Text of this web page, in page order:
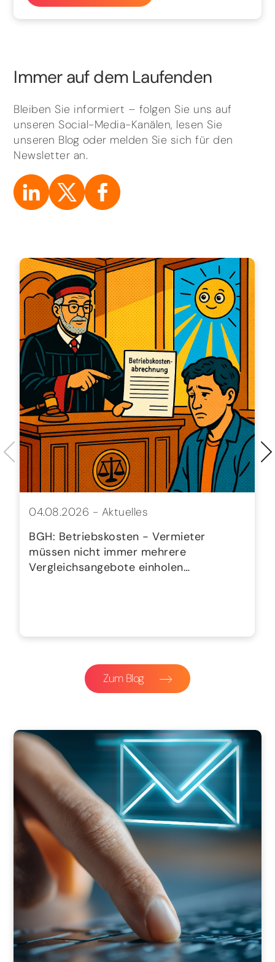
Immer auf dem Laufenden
Bleiben Sie informiert – folgen Sie uns auf
unseren Social-Media-Kanälen, lesen Sie
unseren Blog oder melden Sie sich für den
Newsletter an.
04.08.2026 - Aktuelles
BGH: Betriebskosten - Vermieter
müssen nicht immer mehrere
Vergleichsangebote einholen…
Zum Blog